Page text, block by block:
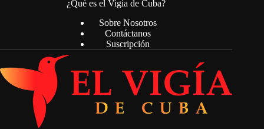
¿Qué es el Vigía de Cuba?
Sobre Nosotros
Contáctanos
Suscripción